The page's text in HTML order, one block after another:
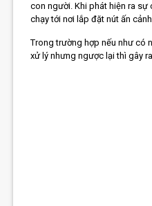
con người. Khi phát hiện ra
chạy tới nơi lắp đặt nút ấn
Trong trường hợp nếu như có
xử lý nhưng ngược lại thì gây